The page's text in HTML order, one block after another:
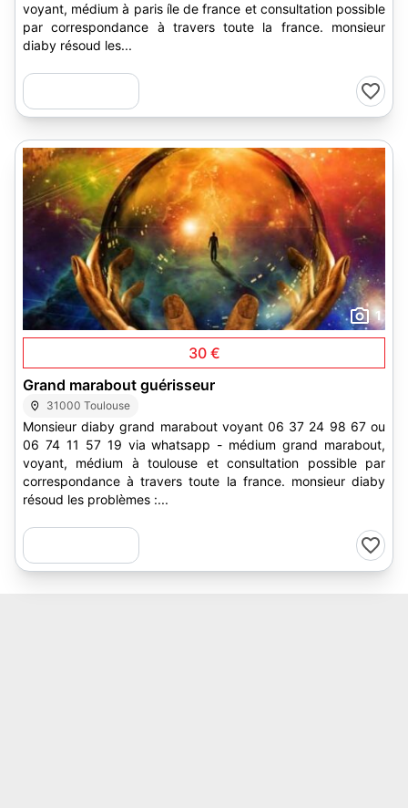
voyant, médium à paris íle de france et consultation possible
par correspondance à travers toute la france. monsieur
diaby résoud les...
1
30 €
Grand marabout guérisseur
31000 Toulouse
Monsieur diaby grand marabout voyant 06 37 24 98 67 ou
06 74 11 57 19 via whatsapp - médium grand marabout,
voyant, médium à toulouse et consultation possible par
correspondance à travers toute la france. monsieur diaby
résoud les problèmes :...